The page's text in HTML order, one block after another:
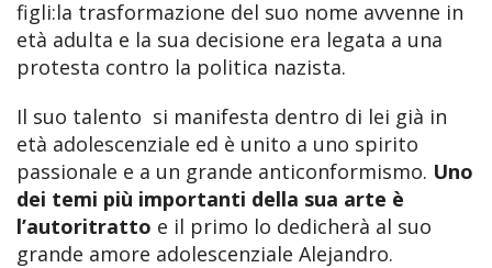
figli:la trasformazione del suo nome avvenne in
età adulta e la sua decisione era legata a una
protesta contro la politica nazista.
Il suo talento si manifesta dentro di lei già in
età adolescenziale ed è unito a uno spirito
passionale e a un grande anticonformismo. Uno
dei temi più importanti della sua arte è
l’autoritratto e il primo lo dedicherà al suo
grande amore adolescenziale Alejandro.